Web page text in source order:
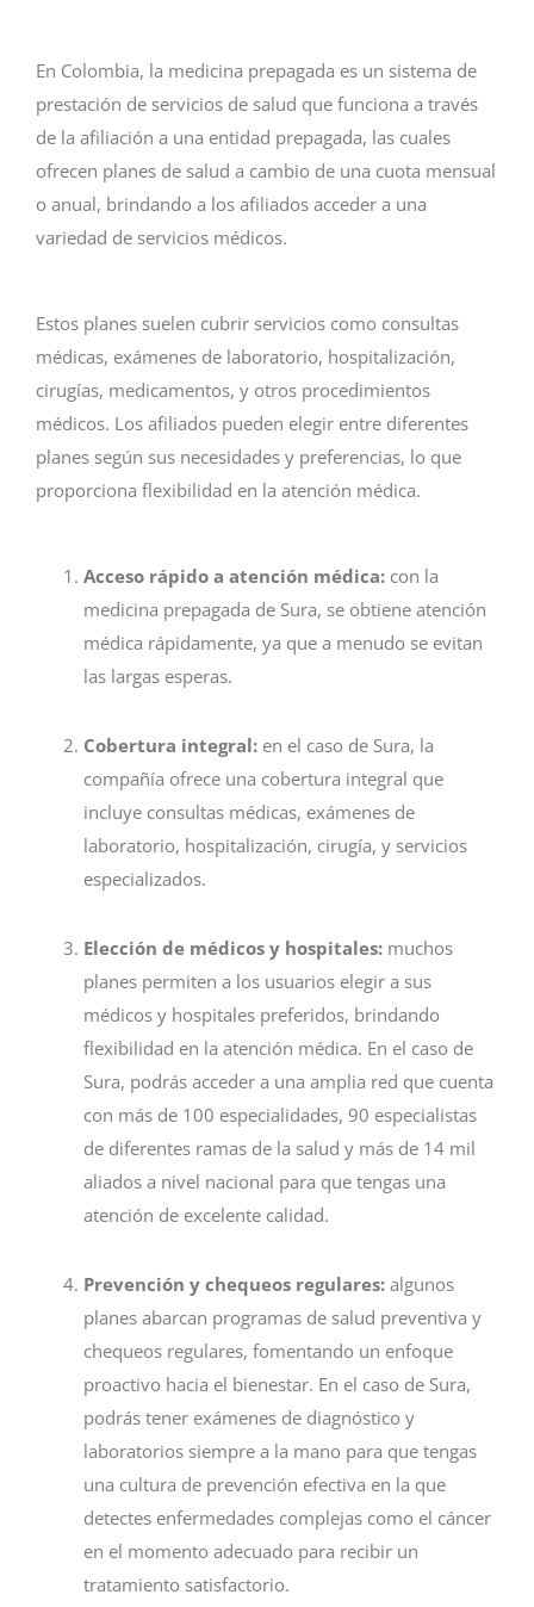
En Colombia, la medicina prepagada es un sistema de
prestación de servicios de salud que funciona a través
de la afiliación a una entidad prepagada, las cuales
ofrecen planes de salud a cambio de una cuota mensual
o anual, brindando a los afiliados acceder a una
variedad de servicios médicos.
Estos planes suelen cubrir servicios como consultas
médicas, exámenes de laboratorio, hospitalización,
cirugías, medicamentos, y otros procedimientos
médicos. Los afiliados pueden elegir entre diferentes
planes según sus necesidades y preferencias, lo que
proporciona flexibilidad en la atención médica.
Acceso rápido a atención médica: con la
medicina prepagada de Sura, se obtiene atención
médica rápidamente, ya que a menudo se evitan
las largas esperas.
Cobertura integral: en el caso de Sura, la
compañía ofrece una cobertura integral que
incluye consultas médicas, exámenes de
laboratorio, hospitalización, cirugía, y servicios
especializados.
Elección de médicos y hospitales: muchos
planes permiten a los usuarios elegir a sus
médicos y hospitales preferidos, brindando
flexibilidad en la atención médica. En el caso de
Sura, podrás acceder a una amplia red que cuenta
con más de 100 especialidades, 90 especialistas
de diferentes ramas de la salud y más de 14 mil
aliados a nivel nacional para que tengas una
atención de excelente calidad.
Prevención y chequeos regulares: algunos
planes abarcan programas de salud preventiva y
chequeos regulares, fomentando un enfoque
proactivo hacia el bienestar. En el caso de Sura,
podrás tener exámenes de diagnóstico y
laboratorios siempre a la mano para que tengas
una cultura de prevención efectiva en la que
detectes enfermedades complejas como el cáncer
en el momento adecuado para recibir un
tratamiento satisfactorio.